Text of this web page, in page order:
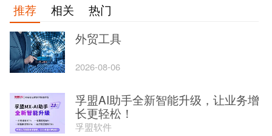
推荐 相关
热门
外贸工具
2026-08-06
孚盟AI助手全新智能升级，让业务增
长更轻松！
孚盟软件